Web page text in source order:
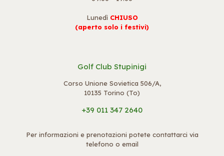
Lunedì CHIUSO
(aperto solo i festivi)
Golf Club Stupinigi
Corso Unione Sovietica 506/A,
10135 Torino (To)
+39 011 347 2640
Per informazioni e prenotazioni potete contattarci via
telefono o email